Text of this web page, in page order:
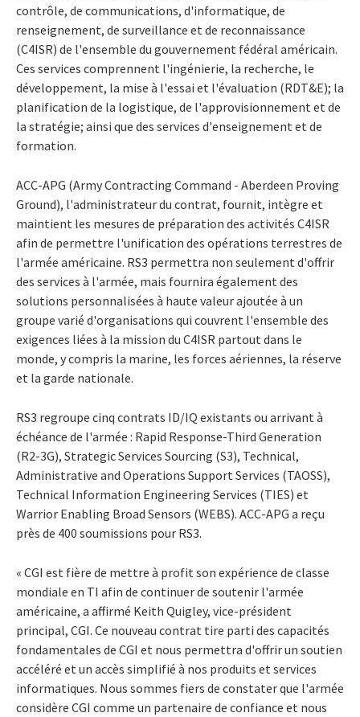
contrôle, de communications, d'informatique, de
renseignement, de surveillance et de reconnaissance
(C4ISR) de l'ensemble du gouvernement fédéral américain.
Ces services comprennent l'ingénierie, la recherche, le
développement, la mise à l'essai et l'évaluation (RDT&E); la
planification de la logistique, de l'approvisionnement et de
la stratégie; ainsi que des services d'enseignement et de
formation.
ACC-APG (Army Contracting Command - Aberdeen Proving
Ground), l'administrateur du contrat, fournit, intègre et
maintient les mesures de préparation des activités C4ISR
afin de permettre l'unification des opérations terrestres de
l'armée américaine. RS3 permettra non seulement d'offrir
des services à l'armée, mais fournira également des
solutions personnalisées à haute valeur ajoutée à un
groupe varié d'organisations qui couvrent l'ensemble des
exigences liées à la mission du C4ISR partout dans le
monde, y compris la marine, les forces aériennes, la réserve
et la garde nationale.
RS3 regroupe cinq contrats ID/IQ existants ou arrivant à
échéance de l'armée : Rapid Response-Third Generation
(R2-3G), Strategic Services Sourcing (S3), Technical,
Administrative and Operations Support Services (TAOSS),
Technical Information Engineering Services (TIES) et
Warrior Enabling Broad Sensors (WEBS). ACC-APG a reçu
près de 400 soumissions pour RS3.
« CGI est fière de mettre à profit son expérience de classe
mondiale en TI afin de continuer de soutenir l'armée
américaine, a affirmé Keith Quigley, vice-président
principal, CGI. Ce nouveau contrat tire parti des capacités
fondamentales de CGI et nous permettra d'offrir un soutien
accéléré et un accès simplifié à nos produits et services
informatiques. Nous sommes fiers de constater que l'armée
considère CGI comme un partenaire de confiance et nous